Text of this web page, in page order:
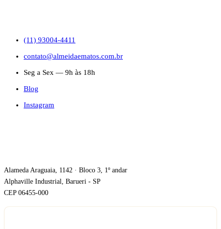
(11) 93004-4411
contato@almeidaematos.com.br
Seg a Sex — 9h às 18h
Blog
Instagram
Alameda Araguaia, 1142 · Bloco 3, 1º andar
Alphaville Industrial, Barueri - SP
CEP 06455-000